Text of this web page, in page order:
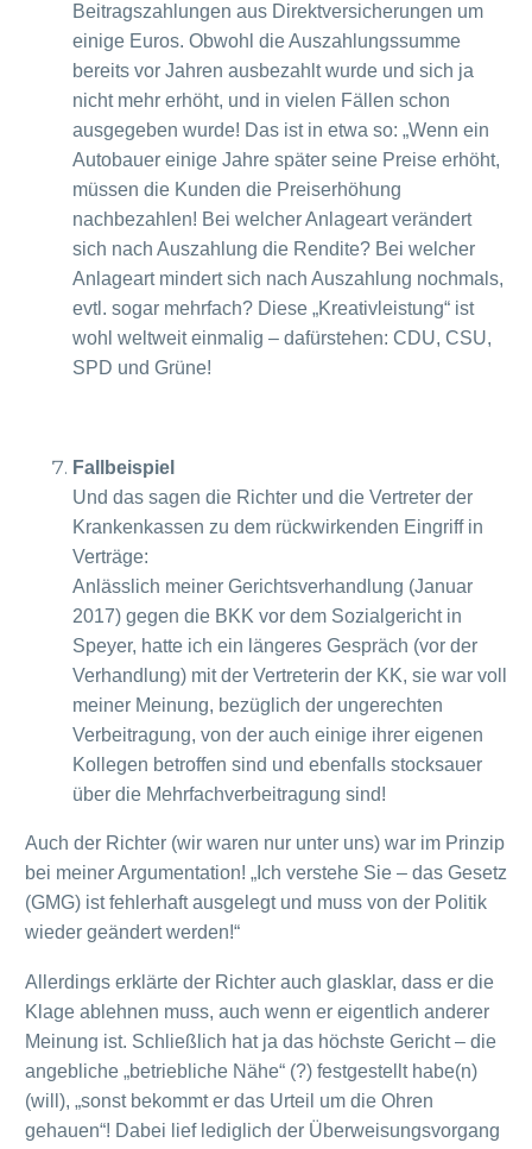
Beitragszahlungen aus Direktversicherungen um
einige Euros. Obwohl die Auszahlungssumme
bereits vor Jahren ausbezahlt wurde und sich ja
nicht mehr erhöht, und in vielen Fällen schon
ausgegeben wurde! Das ist in etwa so: „Wenn ein
Autobauer einige Jahre später seine Preise erhöht,
müssen die Kunden die Preiserhöhung
nachbezahlen! Bei welcher Anlageart verändert
sich nach Auszahlung die Rendite? Bei welcher
Anlageart mindert sich nach Auszahlung nochmals,
evtl. sogar mehrfach? Diese „Kreativleistung“ ist
wohl weltweit einmalig – dafürstehen: CDU, CSU,
SPD und Grüne!
Fallbeispiel
Und das sagen die Richter und die Vertreter der
Krankenkassen zu dem rückwirkenden Eingriff in
Verträge:
Anlässlich meiner Gerichtsverhandlung (Januar
2017) gegen die BKK vor dem Sozialgericht in
Speyer, hatte ich ein längeres Gespräch (vor der
Verhandlung) mit der Vertreterin der KK, sie war voll
meiner Meinung, bezüglich der ungerechten
Verbeitragung, von der auch einige ihrer eigenen
Kollegen betroffen sind und ebenfalls stocksauer
über die Mehrfachverbeitragung sind!
Auch der Richter (wir waren nur unter uns) war im Prinzip
bei meiner Argumentation! „Ich verstehe Sie – das Gesetz
(GMG) ist fehlerhaft ausgelegt und muss von der Politik
wieder geändert werden!“
Allerdings erklärte der Richter auch glasklar, dass er die
Klage ablehnen muss, auch wenn er eigentlich anderer
Meinung ist. Schließlich hat ja das höchste Gericht – die
angebliche „betriebliche Nähe“ (?) festgestellt habe(n)
(will), „sonst bekommt er das Urteil um die Ohren
gehauen“! Dabei lief lediglich der Überweisungsvorgang